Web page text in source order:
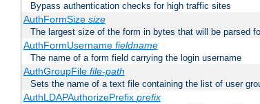
Bypass authentication checks for high traffic sites
AuthFormSize size
The largest size of the form in bytes that will be parsed
AuthFormUsername fieldname
The name of a form field carrying the login username
AuthGroupFile file-path
Sets the name of a text file containing the list of user
AuthLDAPAuthorizePrefix prefix